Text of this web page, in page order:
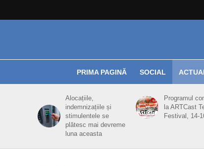
PRIMA PAGINĂ SOCIAL
Alocațiile,
indemnizațiile și
stimulentele se
plătesc mai devreme
luna aceasta
Programul
la ARTCast
Festival, 14-